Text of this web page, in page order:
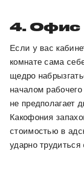
4. Офис
Если у вас
комнате сама
щедро
началом
не предполагает
Какофония
стоимостью в
ударно